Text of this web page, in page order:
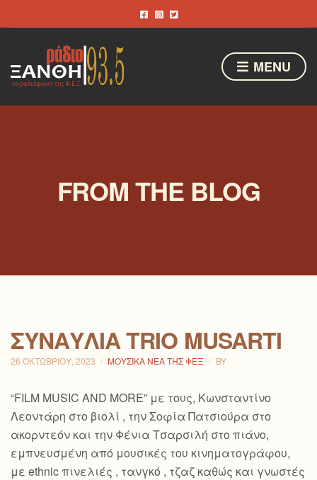
MENU
FROM THE BLOG
ΣΥΝΑΥΛΊΑ TRIO MUSARTI
26 ΟΚΤΩΒΡΊΟΥ, 2023 ΜΟΥΣΙΚΆ ΝΈΑ ΤΗΣ ΦΕΞ BY
“FILM MUSIC AND MORE” με τους, Κωνσταντίνο
Λεοντάρη στο βιολί , την Σοφία Πατσιούρα στο
ακορντεόν και την Φένια Τσαρσιλή στο πιάνο,
εμπνευσμένη από μουσικές του κινηματογράφου,
με ethnic πινελιές , τανγκό , τζαζ καθώς και γνωστές